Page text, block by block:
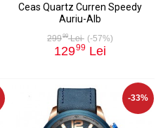
Ceas Quartz Curren Speedy
Auriu-Alb
29999Lei (-57%)
12999 Lei
-33%